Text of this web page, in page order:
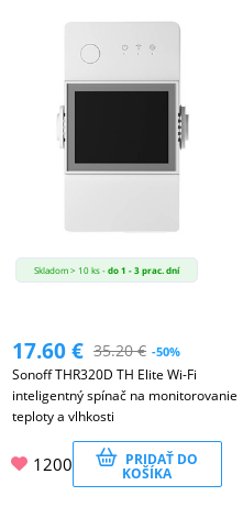
Skladom > 10 ks -do 1 - 3 prac. dní
17.60€ 35.20€ -50%
Sonoff THR320D TH Elite Wi-Fi
inteligentný spínač na monitorovanie
teploty a vlhkosti
1200 PRIDAŤ DO
KOŠÍKA